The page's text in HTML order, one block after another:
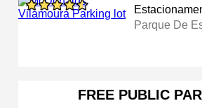
Parque De
FREE PUBLIC